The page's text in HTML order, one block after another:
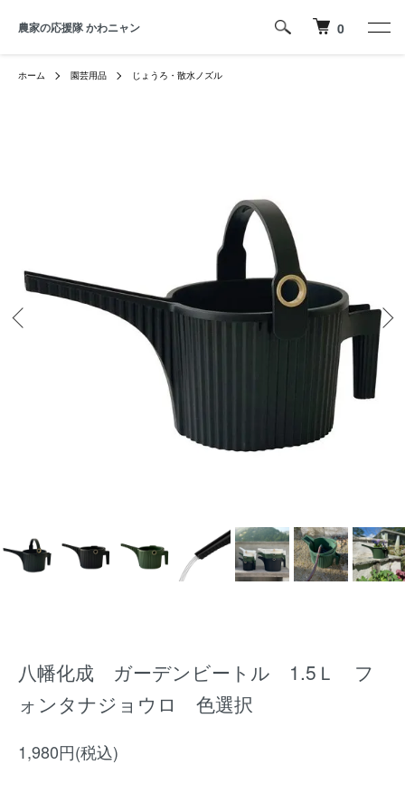
農家の応援隊 かわニャン 0
ホーム 園芸用品 じょうろ・散水ノズル
八幡化成 ガーデンビートル 1.5Ｌ フ
ォンタナジョウロ 色選択
1,980円(税込)